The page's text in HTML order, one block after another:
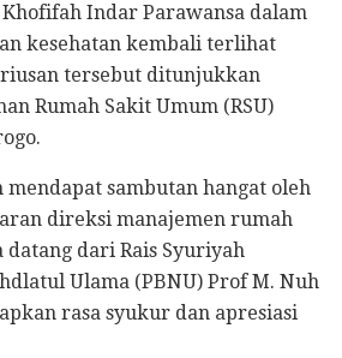
Indar Parawansa dalam
kesehatan kembali terlihat
tersebut ditunjukkan
Rumah Sakit Umum (RSU)
sambutan hangat oleh
direksi manajemen rumah
datang dari Rais Syuriyah
Ulama (PBNU) Prof M. Nuh
rasa syukur dan apresiasi